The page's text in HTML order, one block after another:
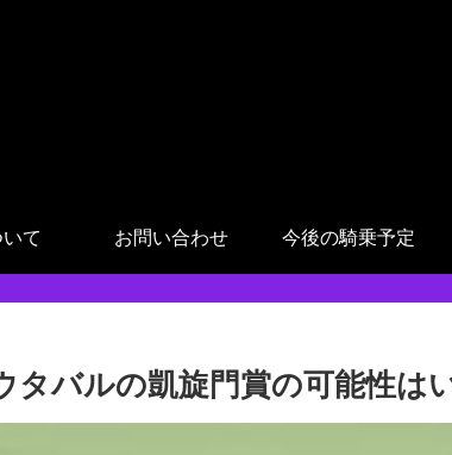
いて お問い合わせ 今後の騎乗予定
タバルの凱旋門賞の可能性は